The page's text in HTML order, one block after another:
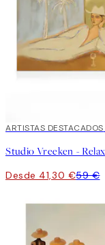
30%*
ARTISTAS DESTACADOS
Desde 41,30 €59 €